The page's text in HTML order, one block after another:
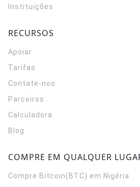
Instituições
RECURSOS
Apoiar
Tarifas
Contate-nos
Parceiros
Calculadora
Blog
COMPRE EM QUALQUER
Compre Bitcoin(BTC) em Nigéria